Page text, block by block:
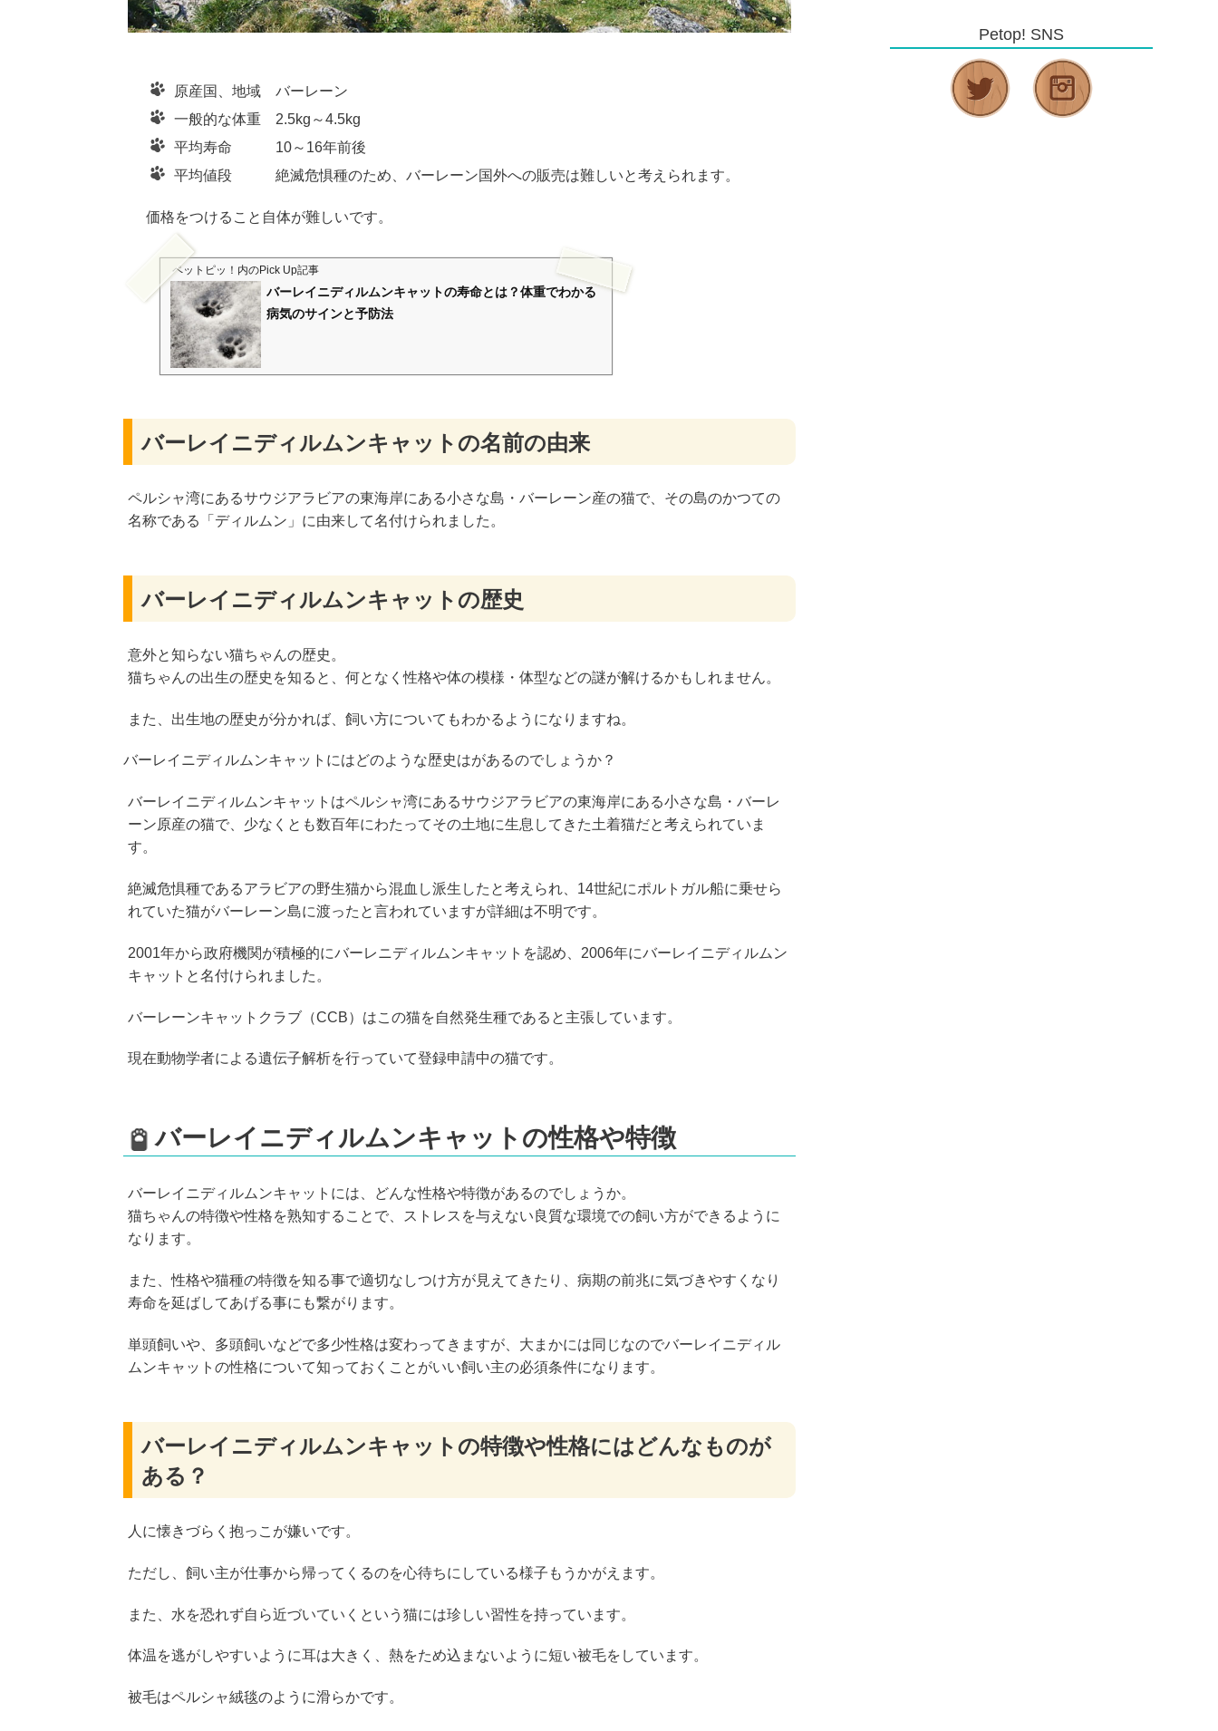
原産国、地域 バーレーン
一般的な体重 2.5kg～4.5kg
平均寿命 10～16年前後
平均値段 絶滅危惧種のため、バーレーン国外への販売は難しいと考えられます。
価格をつけること自体が難しいです。
ペットピッ！ 内のPick Up記事
バーレイニディルムンキャットの寿命とは？体重でわかる
病気のサインと予防法
バーレイニディルムンキャットの名前の由来
ペルシャ湾にあるサウジアラビアの東海岸にある小さな島・バーレーン産の猫で、その島のかつての
名称である「ディルムン」に由来して名付けられました。
バーレイニディルムンキャットの歴史
意外と知らない猫ちゃんの歴史。
猫ちゃんの出生の歴史を知ると、何となく性格や体の模様・体型などの謎が解けるかもしれません。
また、出生地の歴史が分かれば、飼い方についてもわかるようになりますね。
バーレイニディルムンキャットにはどのような歴史はがあるのでしょうか？
バーレイニディルムンキャットはペルシャ湾にあるサウジアラビアの東海岸にある小さな島・バーレ
ーン原産の猫で、少なくとも数百年にわたってその土地に生息してきた土着猫だと考えられていま
す。
絶滅危惧種であるアラビアの野生猫から混血し派生したと考えられ、14世紀にポルトガル船に乗せら
れていた猫がバーレーン島に渡ったと言われていますが詳細は不明です。
2001年から政府機関が積極的にバーレニディルムンキャットを認め、2006年にバーレイニディルムン
キャットと名付けられました。
バーレーンキャットクラブ（CCB）はこの猫を自然発生種であると主張しています。
現在動物学者による遺伝子解析を行っていて登録申請中の猫です。
バーレイニディルムンキャットの性格や特徴
バーレイニディルムンキャットには、どんな性格や特徴があるのでしょうか。
猫ちゃんの特徴や性格を熟知することで、ストレスを与えない良質な環境での飼い方ができるように
なります。
また、性格や猫種の特徴を知る事で適切なしつけ方が見えてきたり、病期の前兆に気づきやすくなり
寿命を延ばしてあげる事にも繋がります。
単頭飼いや、多頭飼いなどで多少性格は変わってきますが、大まかには同じなのでバーレイニディル
ムンキャットの性格について知っておくことがいい飼い主の必須条件になります。
バーレイニディルムンキャットの特徴や性格にはどんなものが
ある？
人に懐きづらく抱っこが嫌いです。
ただし、飼い主が仕事から帰ってくるのを心待ちにしている様子もうかがえます。
また、水を恐れず自ら近づいていくという猫には珍しい習性を持っています。
体温を逃がしやすいように耳は大きく、熱をため込まないように短い被毛をしています。
被毛はペルシャ絨毯のように滑らかです。
Petop! SNS